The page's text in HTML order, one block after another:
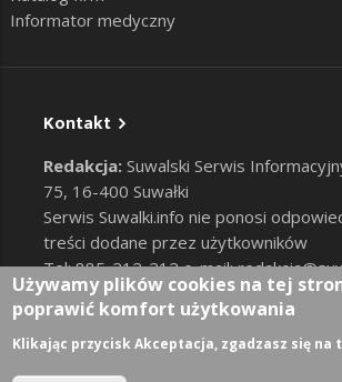
Informator medyczny
Kontakt
Redakcja: Suwalski Serwis
75, 16-400 Suwałki
Serwis Suwalki.info nie ponosi
treści dodane przez użytkowników
Tel: 885-212-212 e-mail:
reklama@suwalki.info
RODO |Cookies
User account menu
Zaloguj
Używamy plików cookies na tej
poprawić komfort użytkowania
Klikając przycisk Akceptacja, zgadzasz się na